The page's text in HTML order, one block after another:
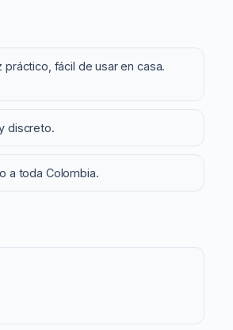
práctico, fácil de usar en casa.
discreto.
a toda Colombia.